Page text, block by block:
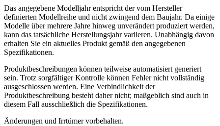
Das angegebene Modelljahr entspricht der vom Hersteller
definierten Modellreihe und nicht zwingend dem Baujahr. Da einige
Modelle über mehrere Jahre hinweg unverändert produziert werden,
kann das tatsächliche Herstellungsjahr variieren. Unabhängig davon
erhalten Sie ein aktuelles Produkt gemäß den angegebenen
Spezifikationen.
Produktbeschreibungen können teilweise automatisiert generiert
sein. Trotz sorgfältiger Kontrolle können Fehler nicht vollständig
ausgeschlossen werden. Eine Verbindlichkeit der
Produktbeschreibung besteht daher nicht; maßgeblich sind auch in
diesem Fall ausschließlich die Spezifikationen.
Änderungen und Irrtümer vorbehalten.